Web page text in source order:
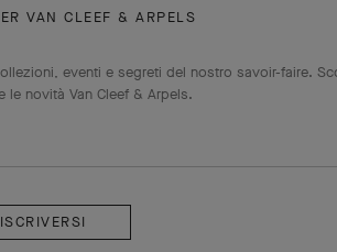
VAN CLEEF & ARPELS
eventi e segreti del nostro savoir-faire.
le novità Van Cleef & Arpels.